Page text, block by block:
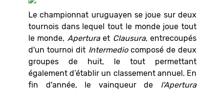
Le championnat uruguayen se joue sur deux
tournois dans lequel tout le monde joue tout
le monde, Aperturaet Clausura, entrecoupés
d'un tournoi dit Intermediocomposé de deux
groupes de huit, le tout permettant
également d’établir un classement annuel. En
fin d'année, le vainqueur de l'Apertura